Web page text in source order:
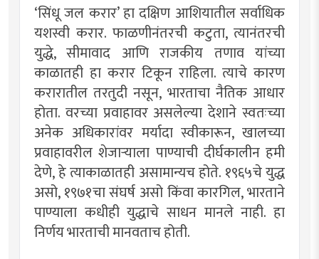
‘सिंधू जल करार’ हा दक्षिण आशियातील सर्वाधिक
यशस्वी करार. फाळणीनंतरची कटुता, त्यानंतरची
युद्धे, सीमावाद आणि राजकीय तणाव यांच्या
काळातही हा करार टिकून राहिला. त्याचे कारण
करारातील तरतुदी नसून, भारताचा नैतिक आधार
होता. वरच्या प्रवाहावर असलेल्या देशाने स्वतःच्या
अनेक अधिकारांवर मर्यादा स्वीकारून, खालच्या
प्रवाहावरील शेजार्‍याला पाण्याची दीर्घकालीन हमी
देणे, हे त्याकाळातही असामान्यच होते. १९६५चे युद्ध
असो, १९७१चा संघर्ष असो किंवा कारगिल, भारताने
पाण्याला कधीही युद्धाचे साधन मानले नाही. हा
निर्णय भारताची मानवताच होती.